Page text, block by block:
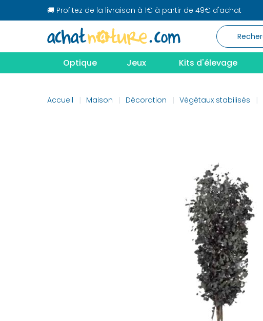
🚚 Profitez de la livraison à 1€ à partir de 49€ d'achat
Optique Jeux Kits d'élevage
Accueil Maison Décoration Végétaux stabilisés